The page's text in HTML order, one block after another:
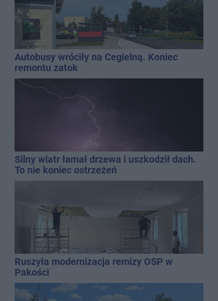
Autobusy wróciły na Cegielną. Koniec
remontu zatok
Silny wiatr łamał drzewa i uszkodził dach.
To nie koniec ostrzeżeń
Ruszyła modernizacja remizy OSP w
Pakości